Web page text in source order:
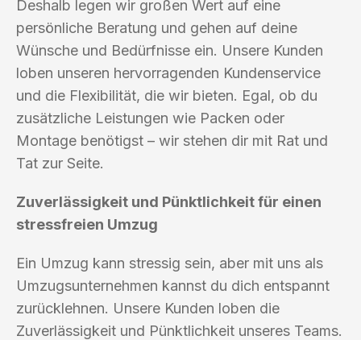
Deshalb legen wir großen Wert auf eine
persönliche Beratung und gehen auf deine
Wünsche und Bedürfnisse ein. Unsere Kunden
loben unseren hervorragenden Kundenservice
und die Flexibilität, die wir bieten. Egal, ob du
zusätzliche Leistungen wie Packen oder
Montage benötigst – wir stehen dir mit Rat und
Tat zur Seite.
Zuverlässigkeit und Pünktlichkeit für einen
stressfreien Umzug
Ein Umzug kann stressig sein, aber mit uns als
Umzugsunternehmen kannst du dich entspannt
zurücklehnen. Unsere Kunden loben die
Zuverlässigkeit und Pünktlichkeit unseres Teams.